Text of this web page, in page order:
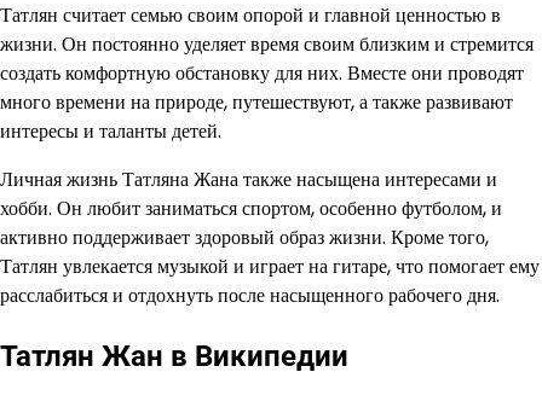
Татлян считает семью своим опорой и главной ценностью в
жизни. Он постоянно уделяет время своим близким и стремится
создать комфортную обстановку для них. Вместе они проводят
много времени на природе, путешествуют, а также развивают
интересы и таланты детей.
Личная жизнь Татляна Жана также насыщена интересами и
хобби. Он любит заниматься спортом, особенно футболом, и
активно поддерживает здоровый образ жизни. Кроме того,
Татлян увлекается музыкой и играет на гитаре, что помогает ему
расслабиться и отдохнуть после насыщенного рабочего дня.
Татлян Жан в Википедии